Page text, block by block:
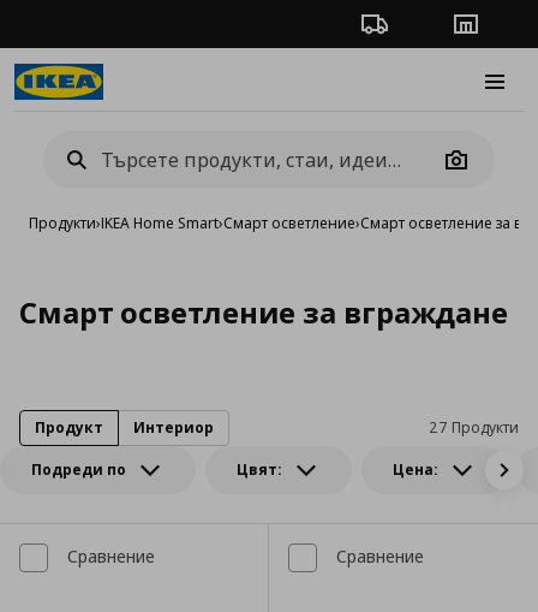
Проследяване на
Camera
Продукти›IKEA Home Smart›Смарт oсветление›Смарт осветление за
Смарт осветление за вграждане
Подреди по Цвят: Цена:
27 Продукти
Продукт Интериор
Сравнение Сравнение